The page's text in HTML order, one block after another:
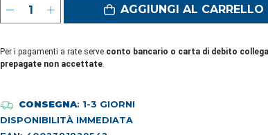
AGGIUNGI AL CARRELLO
Per i pagamenti a rate serve conto bancario o carta di debito
prepagate non accettate.
CONSEGNA: 1-3 GIORNI
DISPONIBILITÀ IMMEDIATA